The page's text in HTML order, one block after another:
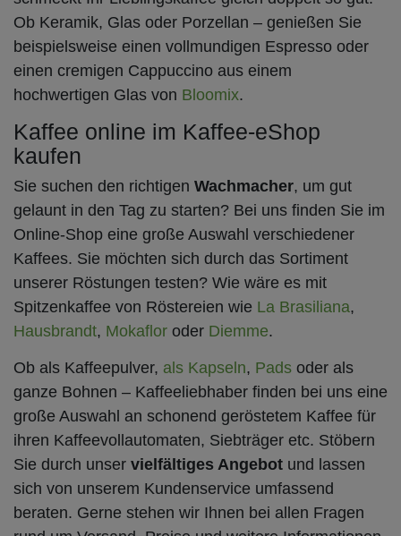
Ob Keramik, Glas oder Porzellan – genießen Sie
beispielsweise einen vollmundigen Espresso oder
einen cremigen Cappuccino aus einem
hochwertigen Glas von Bloomix.
Kaffee online im Kaffee-eShop
kaufen
Sie suchen den richtigen Wachmacher, um gut
gelaunt in den Tag zu starten? Bei uns finden Sie im
Online-Shop eine große Auswahl verschiedener
Kaffees. Sie möchten sich durch das Sortiment
unserer Röstungen testen? Wie wäre es mit
Spitzenkaffee von Röstereien wie La Brasiliana,
Hausbrandt, Mokaflor oder Diemme.
Ob als Kaffeepulver, als Kapseln, Pads oder als
ganze Bohnen – Kaffeeliebhaber finden bei uns eine
große Auswahl an schonend geröstetem Kaffee für
ihren Kaffeevollautomaten, Siebträger etc. Stöbern
Sie durch unser vielfältiges Angebot und lassen
sich von unserem Kundenservice umfassend
beraten. Gerne stehen wir Ihnen bei allen Fragen